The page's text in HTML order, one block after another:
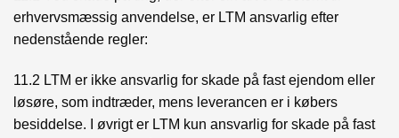
erhvervsmæssig anvendelse, er LTM ansvarlig efter
nedenstående regler:
11.2 LTM er ikke ansvarlig for skade på fast ejendom eller
løsøre, som indtræder, mens leverancen er i købers
besiddelse. I øvrigt er LTM kun ansvarlig for skade på fast